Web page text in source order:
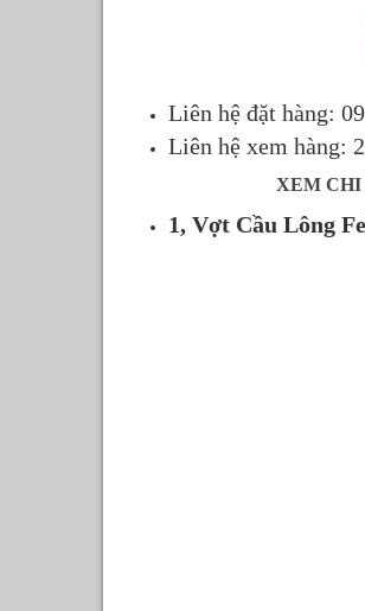
Liên hệ đặt hàng:
Liên hệ xem hàng:
XEM CHI
1, Vợt Cầu Lông